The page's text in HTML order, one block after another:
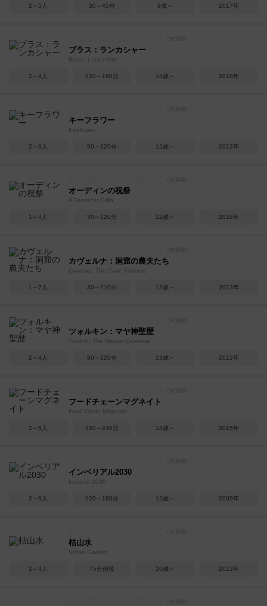
2～5人 30～45分 8歳～ 2017年
ブラス：ランカシャー
Brass: Lancashire
2～4人 120～180分 14歳～ 2018年
キーフラワー
Keyflower
2～6人 90～120分 12歳～ 2012年
オーディンの祝祭
A Feast for Odin
1～4人 30～120分 12歳～ 2016年
カヴェルナ：洞窟の農夫たち
Caverna: The Cave Farmers
1～7人 30～210分 12歳～ 2013年
ツォルキン：マヤ神聖歴
Tzolk'in: The Mayan Calendar
2～4人 90～120分 13歳～ 2012年
フードチェーンマグネイト
Food Chain Magnate
2～5人 120～240分 14歳～ 2015年
インペリアル2030
Imperial 2030
2～6人 120～180分 12歳～ 2009年
枯山水
Stone Garden
2～4人 75分前後 10歳～ 2013年